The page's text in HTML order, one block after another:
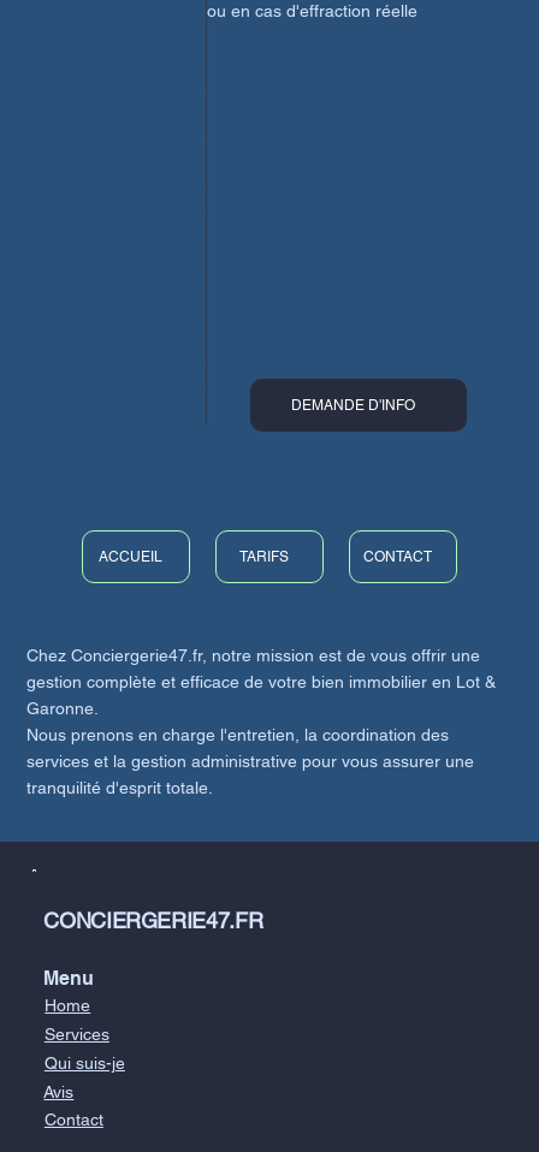
ou en cas d'effraction réelle
DEMANDE D'INFO
ACCUEIL TARIFS CONTACT
Chez Conciergerie47.fr, notre mission est de vous offrir une
gestion complète et efficace de votre bien immobilier en Lot &
Garonne.
Nous prenons en charge l'entretien, la coordination des
services et la gestion administrative pour vous assurer une
tranquilité d'esprit totale.
CONCIERGERIE47.FR
Menu
Home
Services
Qui suis-je
Avis
Contact